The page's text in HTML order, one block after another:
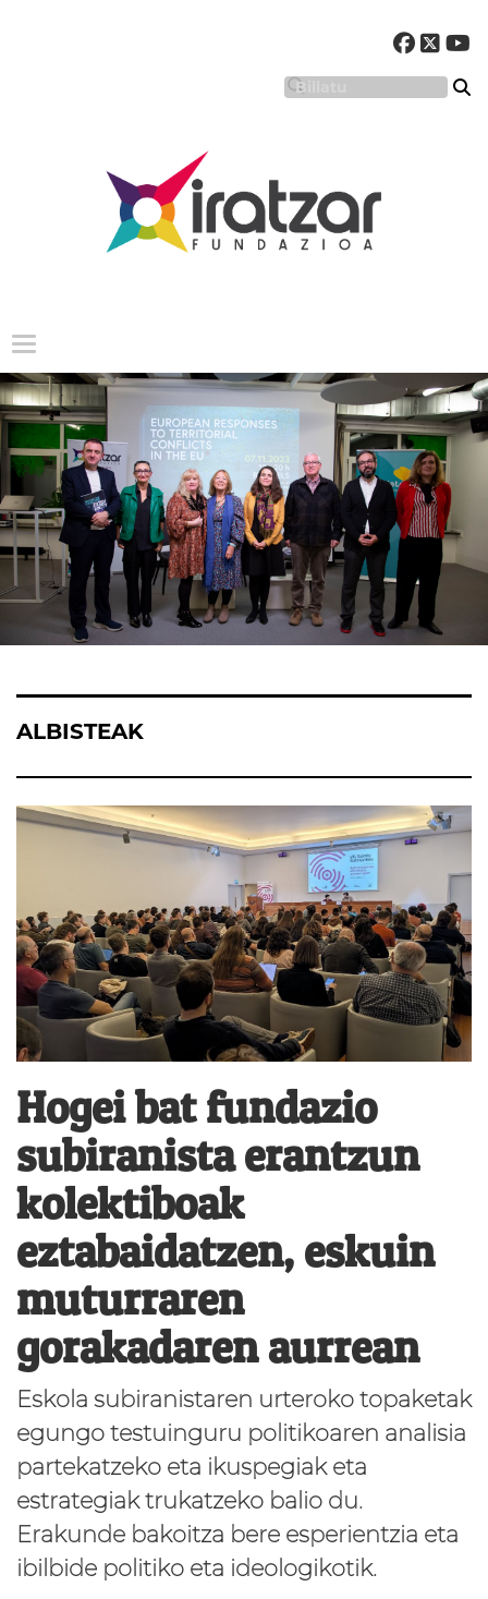
Menu nagusia
ALBISTEAK
Hogei bat fundazio
subiranista erantzun
kolektiboak
eztabaidatzen, eskuin
muturraren
gorakadaren aurrean
Eskola subiranistaren urteroko topaketak
egungo testuinguru politikoaren analisia
partekatzeko eta ikuspegiak eta
estrategiak trukatzeko balio du.
Erakunde bakoitza bere esperientzia eta
ibilbide politiko eta ideologikotik.